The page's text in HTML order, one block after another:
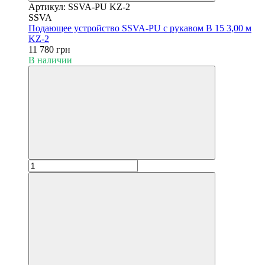
Артикул: SSVA-PU KZ-2
SSVA
Подающее устройство SSVA-PU с рукавом B 15 3,00 м
KZ-2
11 780 грн
В наличии